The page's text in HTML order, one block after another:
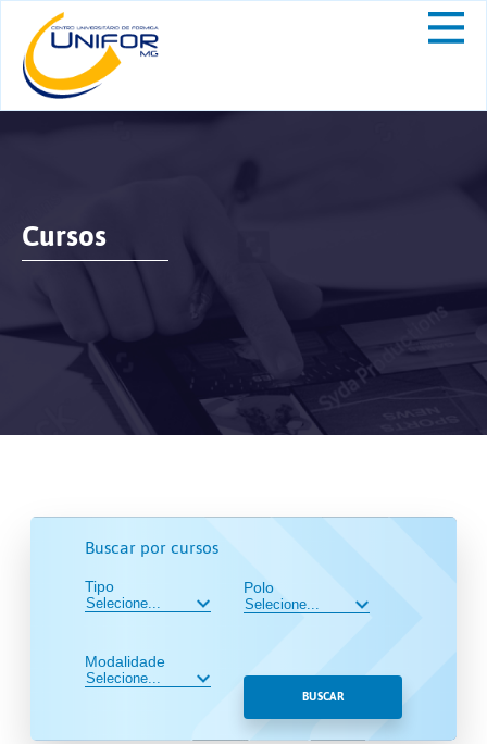
Cursos
Buscar por cursos
Tipo
Modalidade
Polo
BUSCAR